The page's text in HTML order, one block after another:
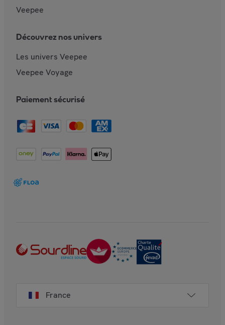
Veepee
Découvrez nos univers
Les univers Veepee
Veepee Voyage
Paiement sécurisé
France